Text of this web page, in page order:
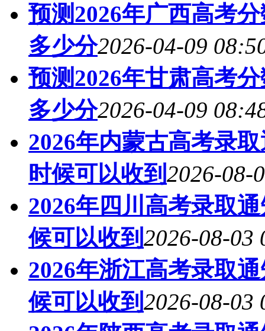
预测2026年广西高考
多少分2026-04-09
预测2026年甘肃高考
多少分2026-04-09
2026年内蒙古高考录
时候可以收到 2026-08-
2026年四川高考录取
候可以收到 2026-08-03
2026年浙江高考录取
候可以收到 2026-08-03